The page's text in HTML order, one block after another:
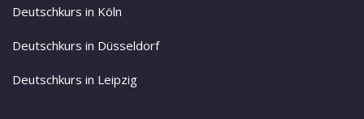
Deutschkurs in Köln
Deutschkurs in Düsseldorf
Deutschkurs in Leipzig